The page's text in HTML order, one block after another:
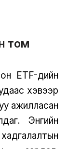
том
ETF-үүдийн
хэвээр
ажилласан
Энгийн